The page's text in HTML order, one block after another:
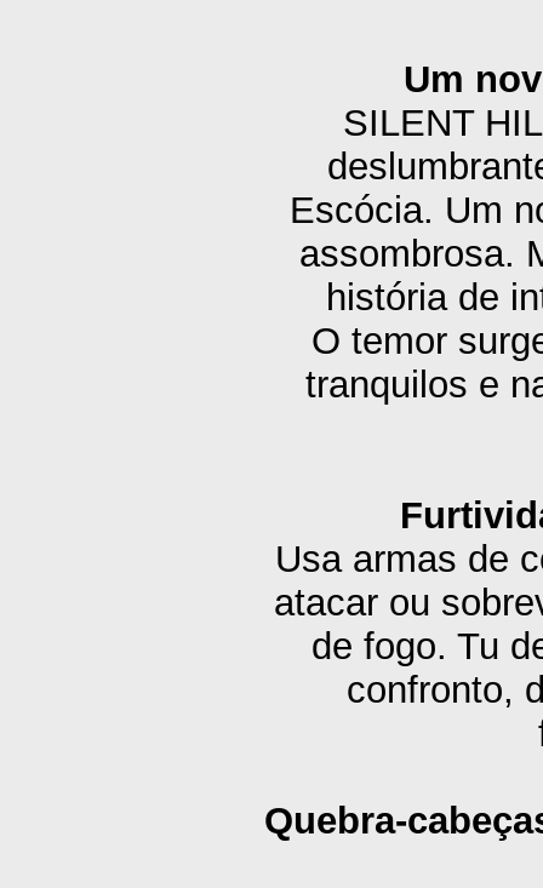
Um
SILENT
Escócia. Um
assombrosa.
história de
O temor
tranquilos e
Usa armas de
atacar ou
de fogo. Tu
confronto,
Quebra-